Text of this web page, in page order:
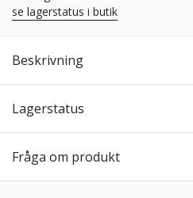
se lagerstatus i butik
Beskrivning
Lagerstatus
Fråga om produkt